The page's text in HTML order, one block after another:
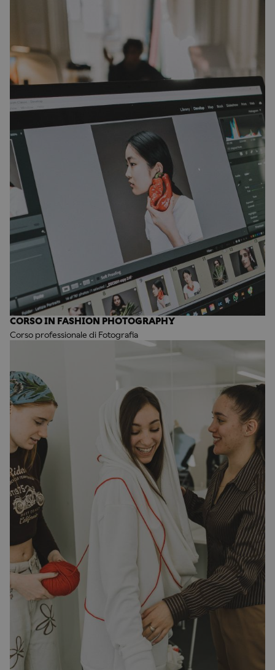
CORSO IN FASHION PHOTOGRAPHY
Corso professionale di Fotografia